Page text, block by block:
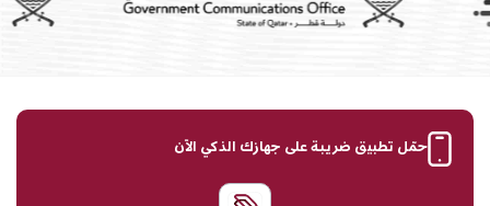
حمّل تطبيق ضريبة على جهازك الذكي الآن